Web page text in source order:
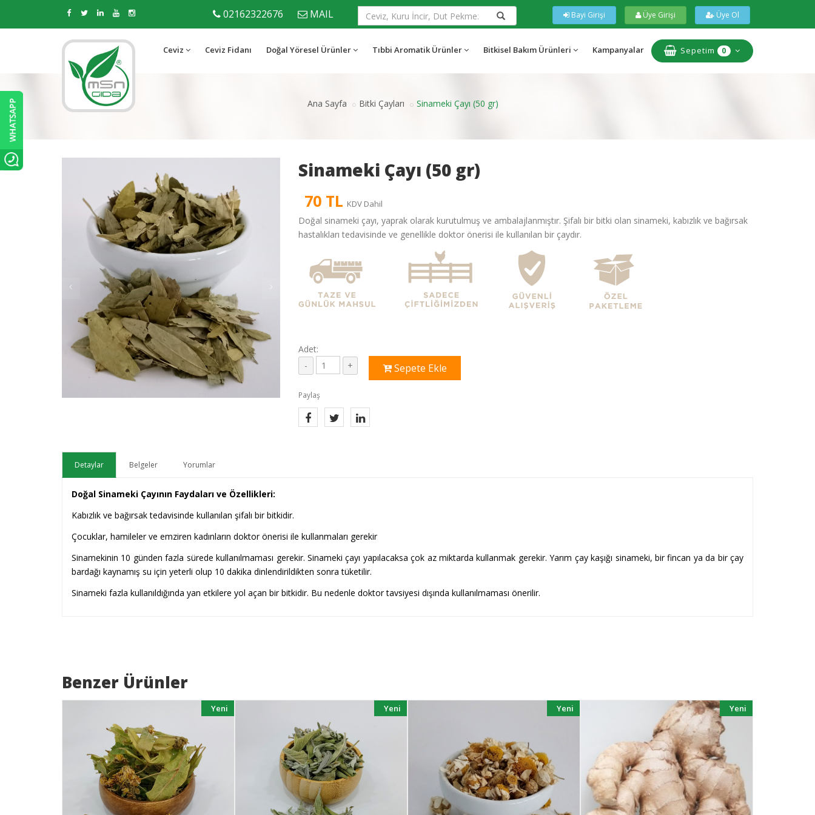
02162322676 MAIL Bayi Girişi Üye Girişi Üye Ol
Ceviz Ceviz Fidanı Doğal Yöresel Ürünler Tıbbi Aromatik Ürünler Bitkisel Bakım Ürünleri Kampanyalar Sepetim 0
Ana Sayfa Bitki Çayları Sinameki Çayı (50 gr)
Sinameki Çayı (50 gr)
70 TL KDV Dahil
Doğal sinameki çayı, yaprak olarak kurutulmuş ve ambalajlanmıştır. Şifalı bir bitki olan sinameki, kabızlık ve bağırsak
hastalıkları tedavisinde ve genellikle doktor önerisi ile kullanılan bir çaydır.
Adet:
Sepete Ekle
Paylaş
Detaylar Belgeler Yorumlar
Doğal Sinameki Çayının Faydaları ve Özellikleri:
Kabızlık ve bağırsak tedavisinde kullanılan şifalı bir bitkidir.
Çocuklar, hamileler ve emziren kadınların doktor önerisi ile kullanmaları gerekir
Sinamekinin 10 günden fazla sürede kullanılmaması gerekir. Sinameki çayı yapılacaksa çok az miktarda kullanmak gerekir. Yarım çay kaşığı sinameki, bir fincan ya da bir çay
bardağı kaynamış su için yeterli olup 10 dakika dinlendirildikten sonra tüketilir.
Sinameki fazla kullanıldığında yan etkilere yol açan bir bitkidir. Bu nedenle doktor tavsiyesi dışında kullanılmaması önerilir.
Benzer Ürünler
Yeni Yeni Yeni Yeni